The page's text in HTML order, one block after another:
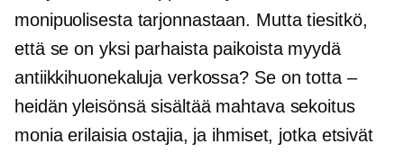
monipuolisesta tarjonnastaan. Mutta tiesitkö,
että se on yksi parhaista paikoista myydä
antiikkihuonekaluja verkossa? Se on totta –
heidän yleisönsä sisältää mahtava sekoitus
monia erilaisia ​​ostajia, ja ihmiset, jotka etsivät